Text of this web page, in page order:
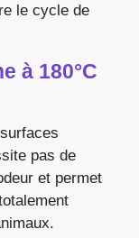
le cycle de
à 180°C
pas de
et permet